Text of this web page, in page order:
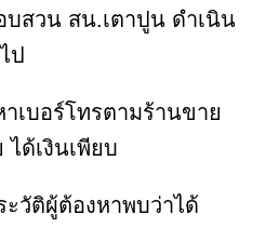
บสวน สน.เตาปูน ดำเนิน
ป
วัติผู้ต้องหาพบว่าได้